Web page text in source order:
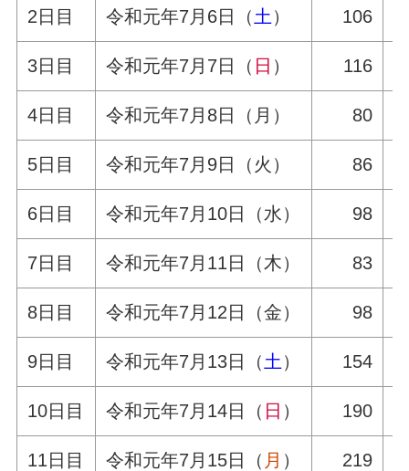
2日目 令和元年7月6日（ 土 ） 106
3日目 令和元年7月7日（ 日 ） 116
4日目 令和元年7月8日（月） 80
5日目 令和元年7月9日（火） 86
6日目 令和元年7月10日（水） 98
7日目 令和元年7月11日（木） 83
8日目 令和元年7月12日（金） 98
9日目 令和元年7月13日（ 土 ） 154
10日目 令和元年7月14日（ 日 ） 190
11日目 令和元年7月15日（ 月 ） 219